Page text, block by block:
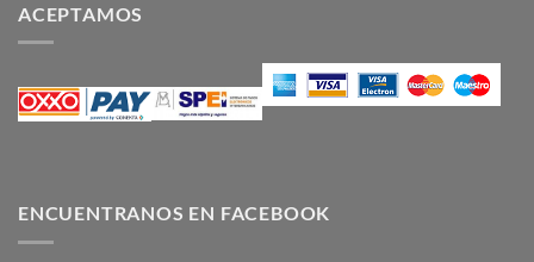
ACEPTAMOS
ENCUENTRANOS EN FACEBOOK